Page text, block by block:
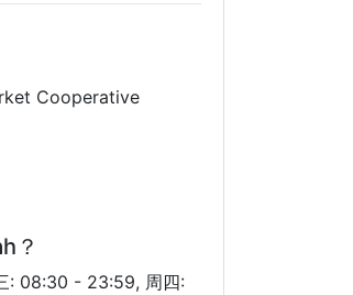
Cooperative
？
: 08:30 - 23:59, 周四: